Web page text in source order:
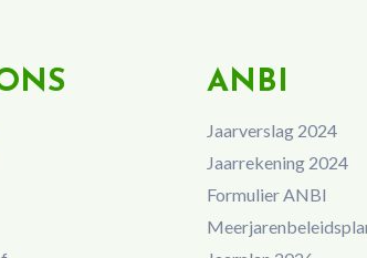
ANBI
Jaarverslag 2024
Jaarrekening 2024
Formulier ANBI